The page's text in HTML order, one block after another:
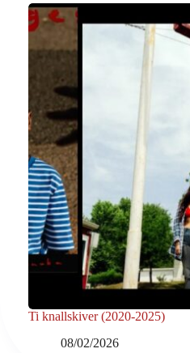
Ti knallskiver (2020-2025)
08/02/2026